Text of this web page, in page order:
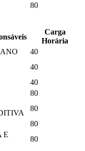
80
Carga
Horária
40
40
40
80
80
80
E
80